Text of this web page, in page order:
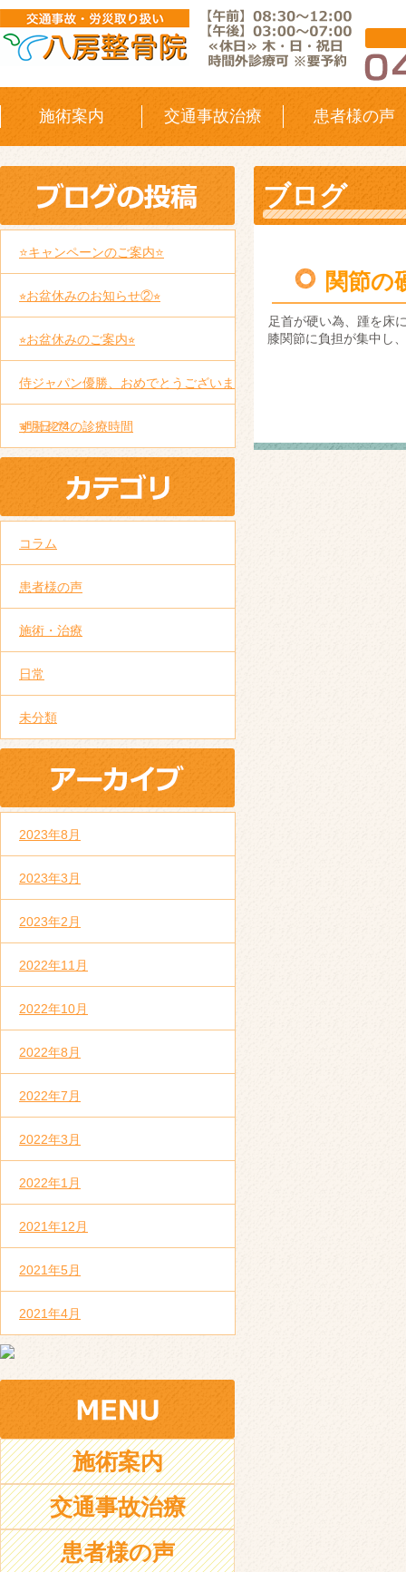
施術案内 交通事故治療 患者様の声
ブログ
関節の
足首が硬い為、踵を床
膝関節に負担が集中し
⭐️キャンペーンのご案内⭐️
⭐︎お盆休みのお知らせ②⭐︎
⭐︎お盆休みのご案内⭐︎
侍ジャパン優勝、おめでとうございま
す㊗️🎉🎊
⭐︎明日2/4の診療時間
コラム
患者様の声
施術・治療
日常
未分類
2023年8月
2023年3月
2023年2月
2022年11月
2022年10月
2022年8月
2022年7月
2022年3月
2022年1月
2021年12月
2021年5月
2021年4月
施術案内
交通事故治療
患者様の声